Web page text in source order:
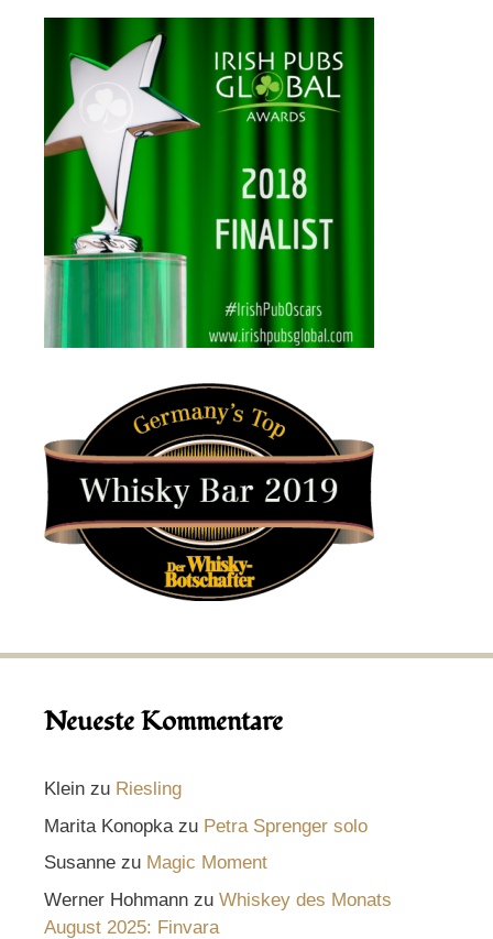
Neueste Kommentare
Klein zu Riesling
Marita Konopka zu Petra Sprenger solo
Susanne zu Magic Moment
Werner Hohmann zu Whiskey des Monats
August 2025: Finvara